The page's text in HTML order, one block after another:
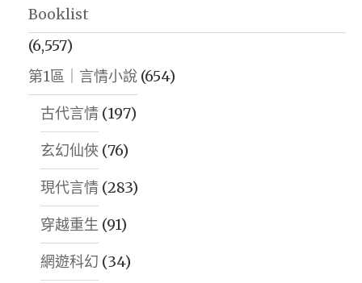
Booklist
(6,557)
第1區｜言情小說 (654)
古代言情 (197)
玄幻仙俠 (76)
現代言情 (283)
穿越重生 (91)
網遊科幻 (34)